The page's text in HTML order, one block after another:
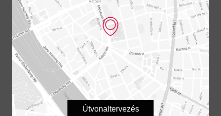
Útvonaltervezés